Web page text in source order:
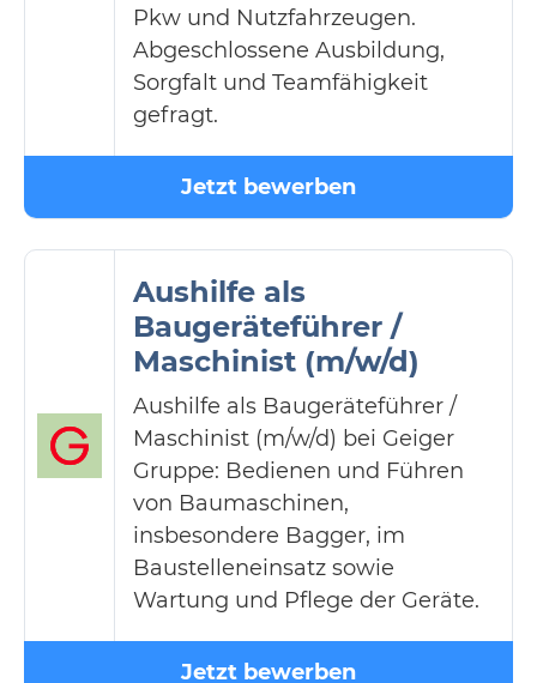
Pkw und Nutzfahrzeugen.
Abgeschlossene Ausbildung,
Sorgfalt und Teamfähigkeit
gefragt.
Jetzt bewerben
Aushilfe als
Baugeräteführer /
Maschinist (m/w/d)
Aushilfe als Baugeräteführer /
Maschinist (m/w/d) bei Geiger
Gruppe: Bedienen und Führen
von Baumaschinen,
insbesondere Bagger, im
Baustelleneinsatz sowie
Wartung und Pflege der Geräte.
Jetzt bewerben